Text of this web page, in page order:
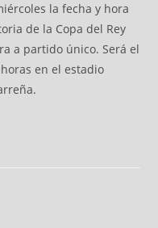
la fecha y hora
de la Copa del Rey
a partido único. Será el
en el estadio